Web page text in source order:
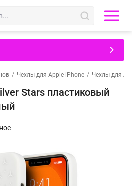
/ Чехлы для Apple iPhone / Чехлы для
Stars пластиковый